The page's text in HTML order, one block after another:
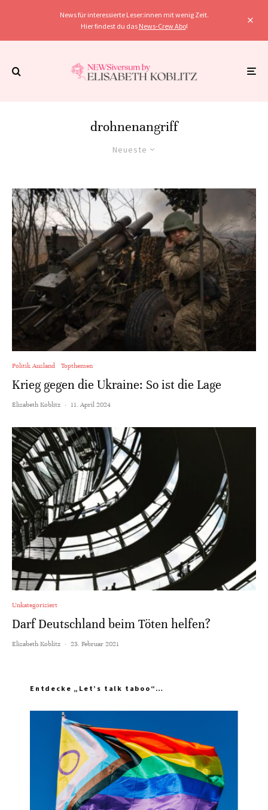
News für interessierte Leser:innen mit wenig Zeit.
Hier findest du das News-Crew Abo!
drohnenangriff
Neueste
Politik Ausland Topthemen
Krieg gegen die Ukraine: So ist die Lage
Elisabeth Koblitz · 11. April 2024
Unkategorisiert
Darf Deutschland beim Töten helfen?
Elisabeth Koblitz · 23. Februar 2021
Entdecke „Let’s talk taboo“…